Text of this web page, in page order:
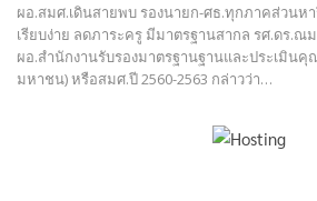
ผอ.สมศ.เดินสายพบ รองนายก-ศธ.ทุกภาคส่วนห
เรียบง่าย ลดภาระครู มีมาตรฐานสากล รศ.ดร.ณ
ผอ.สำนักงานรับรองมาตรฐานฐานและประเมิน
มหาชน) หรือสมศ.ปี 2560-2563 กล่าวว่า…